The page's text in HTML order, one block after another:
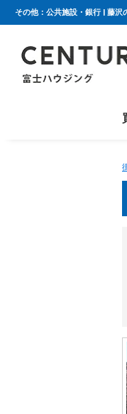
その他：公共施設・銀行 | 藤沢